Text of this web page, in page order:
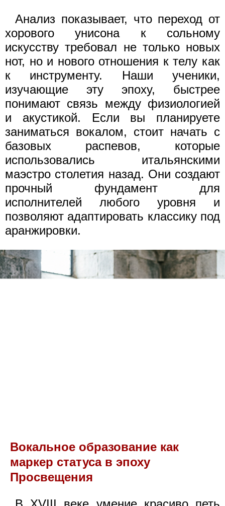
Анализ показывает, что переход от
хорового унисона к сольному
искусству требовал не только новых
нот, но и нового отношения к телу как
к инструменту. Наши ученики,
изучающие эту эпоху, быстрее
понимают связь между физиологией
и акустикой. Если вы планируете
заниматься вокалом, стоит начать с
базовых распевов, которые
использовались итальянскими
маэстро столетия назад. Они создают
прочный фундамент для
исполнителей любого уровня и
позволяют адаптировать классику под
аранжировки.
Вокальное образование как
маркер статуса в эпоху
Просвещения